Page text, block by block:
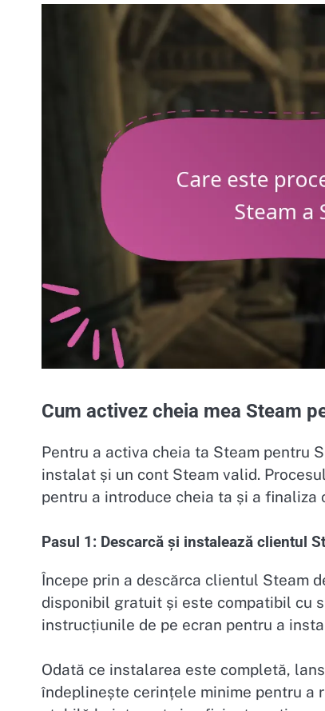
Cum activez cheia mea Steam
Pentru a activa cheia ta Steam pentru
instalat și un cont Steam valid.
pentru a introduce cheia ta și a finaliza
Pasul 1: Descarcă și instalează clientul
Începe prin a descărca clientul Steam
disponibil gratuit și este compatibil cu
instrucțiunile de pe ecran pentru a
Odată ce instalarea este completă,
îndeplinește cerințele minime pentru a